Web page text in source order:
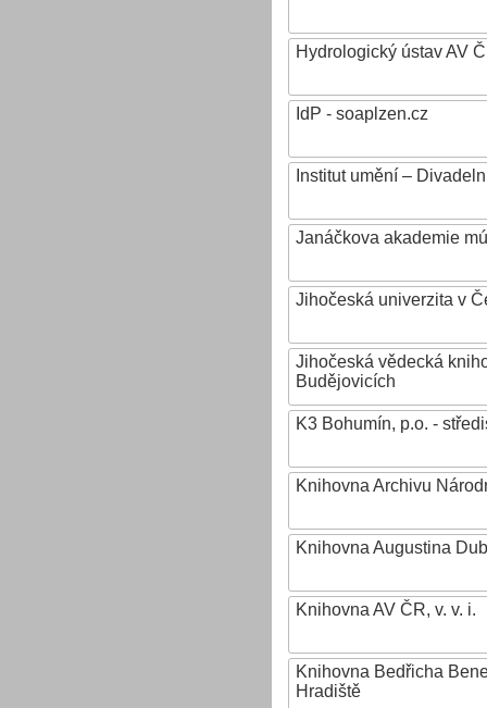
Hydrologický ústav AV
IdP - soaplzen.cz
Institut umění –
Janáčkova akademie
Jihočeská univerzita v
Jihočeská vědecká
Budějovicích
K3 Bohumín, p.o. -
Knihovna Archivu
Knihovna Augustina
Knihovna AV ČR, v. v. i.
Knihovna Bedřicha
Hradiště